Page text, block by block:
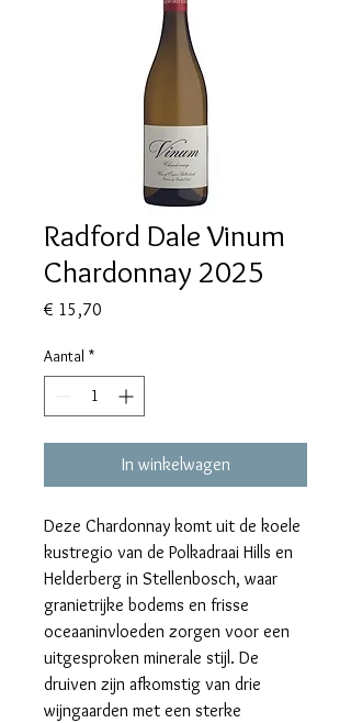
Radford Dale Vinum
Chardonnay 2025
€ 15,70
Aantal *
In winkelwagen
Deze Chardonnay komt uit de koele
kustregio van de Polkadraai Hills en
Helderberg in Stellenbosch, waar
granietrijke bodems en frisse
oceaaninvloeden zorgen voor een
uitgesproken minerale stijl. De
druiven zijn afkomstig van drie
wijngaarden met een sterke